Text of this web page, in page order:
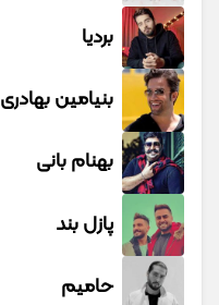
بردیا
بنیامین بهادری
بهنام بانی
پازل بند
حامیم